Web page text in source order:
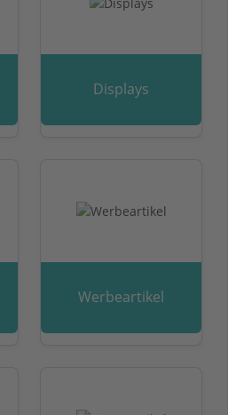
Displays
Werbeartikel